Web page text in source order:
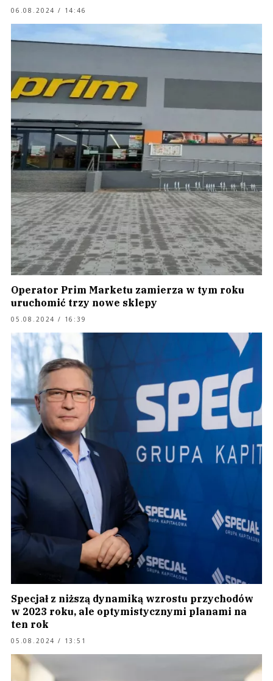
06.08.2024 / 14:46
Operator Prim Marketu zamierza w tym roku
uruchomić trzy nowe sklepy
05.08.2024 / 16:39
Specjał z niższą dynamiką wzrostu przychodów
w 2023 roku, ale optymistycznymi planami na
ten rok
05.08.2024 / 13:51